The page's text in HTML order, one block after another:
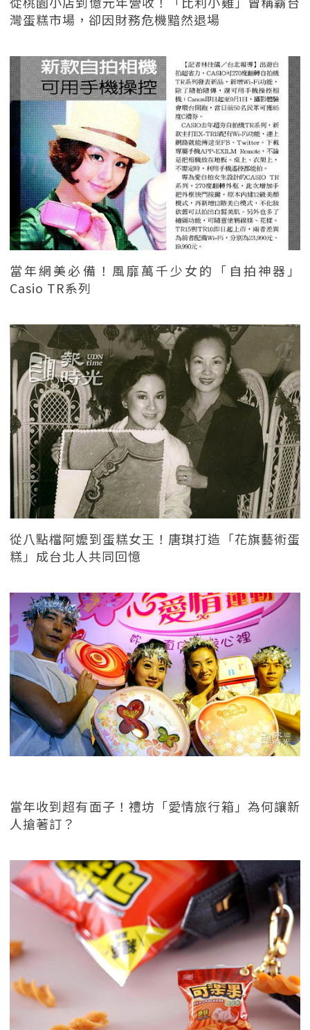
灣蛋糕市場，卻因財務危機黯然退場
當年網美必備！風靡萬千少女的「自拍神器」
Casio TR系列
從八點檔阿嬤到蛋糕女王！唐琪打造「花旗藝術蛋
糕」成台北人共同回憶
當年收到超有面子！禮坊「愛情旅行箱」為何讓新
人搶著訂？